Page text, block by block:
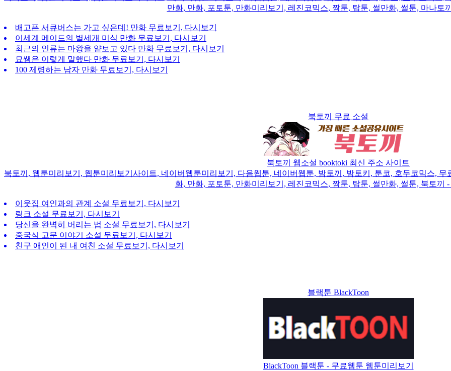
만화, 만화, 포토툰, 만화미리보기, 레진코믹스, 짬툰, 탑툰, 썰만화, 썰툰, 마나토
배고픈 서큐버스는 가고 싶은데! 만화 무료보기, 다시보기
이세계 메이드의 별세개 미식 만화 무료보기, 다시보기
최근의 인류는 마왕을 얕보고 있다 만화 무료보기, 다시보기
묘쌤은 이렇게 말했다 만화 무료보기, 다시보기
100 제령하는 남자 만화 무료보기, 다시보기
북토끼 무료 소설
북토끼 웹소설 booktoki 최신 주소 사이트
북토끼, 웹툰미리보기, 웹툰미리보기사이트, 네이버웹툰미리보기, 다음웹툰, 네이버웹툰, 밤토끼, 밤토키, 툰코, 호두코믹스,
화, 만화, 포토툰, 만화미리보기, 레진코믹스, 짬툰, 탑툰, 썰만화, 썰툰, 북토끼
이웃집 여인과의 관계 소설 무료보기, 다시보기
링크 소설 무료보기, 다시보기
당신을 완벽히 버리는 법 소설 무료보기, 다시보기
중국식 고문 이야기 소설 무료보기, 다시보기
친구 애인이 된 내 여친 소설 무료보기, 다시보기
블랙툰 BlackToon
BlackToon 블랙툰 - 무료웹툰 웹툰미리보기